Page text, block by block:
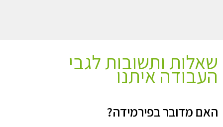
שאלות ותשובות לגבי
העבודה איתנו
האם מדובר בפירמידה?